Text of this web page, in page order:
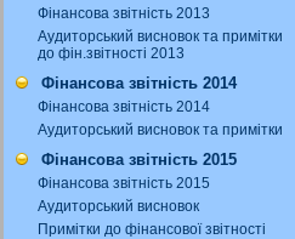
Фінансова звітність 2013
Аудиторський висновок та примітки
до фін.звітності 2013
Фінансова звітність 2014
Фінансова звітність 2014
Аудиторський висновок та примітки
Фінансова звітність 2015
Фінансова звітність 2015
Аудиторський висновок
Примітки до фінансової звітності